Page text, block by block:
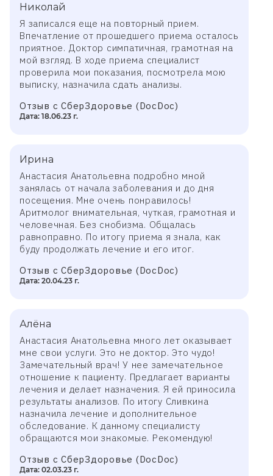
Николай
Я записался еще на повторный прием.
Впечатление от прошедшего приема осталось
приятное. Доктор симпатичная, грамотная на
мой взгляд. В ходе приема специалист
проверила мои показания, посмотрела мою
выписку, назначила сдать анализы.
Отзыв с СберЗдоровье (DocDoc)
Дата: 18.06.23 г.
Ирина
Анастасия Анатольевна подробно мной
занялась от начала заболевания и до дня
посещения. Мне очень понравилось!
Аритмолог внимательная, чуткая, грамотная и
человечная. Без снобизма. Общалась
равноправно. По итогу приема я знала, как
буду продолжать лечение и его итог.
Отзыв с СберЗдоровье (DocDoc)
Дата: 20.04.23 г.
Алёна
Анастасия Анатольевна много лет оказывает
мне свои услуги. Это не доктор. Это чудо!
Замечательный врач! У нее замечательное
отношение к пациенту. Предлагает варианты
лечения и делает назначения. Я ей приносила
результаты анализов. По итогу Сливкина
назначила лечение и дополнительное
обследование. К данному специалисту
обращаются мои знакомые. Рекомендую!
Отзыв с СберЗдоровье (DocDoc)
Дата: 02.03.23 г.